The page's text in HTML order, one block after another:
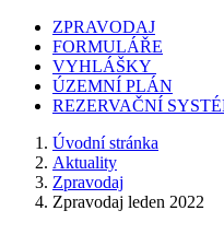
ZPRAVODAJ
FORMULÁŘE
VYHLÁŠKY
ÚZEMNÍ PLÁN
REZERVAČNÍ
Úvodní stránka
Aktuality
Zpravodaj
Zpravodaj leden 2022